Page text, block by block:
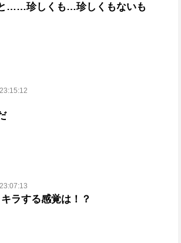
……珍しくも…珍しくもないも
ラする感覚は！？